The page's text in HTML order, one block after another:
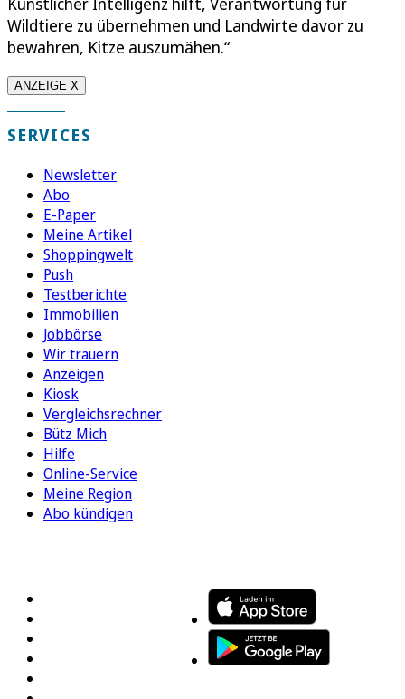
Wildtiere zu übernehmen und Landwirte davor zu
bewahren, Kitze auszumähen.“
ANZEIGE X
SERVICES
Newsletter
Abo
E-Paper
Meine Artikel
Shoppingwelt
Push
Testberichte
Immobilien
Jobbörse
Wir trauern
Anzeigen
Kiosk
Vergleichsrechner
Bütz Mich
Hilfe
Online-Service
Meine Region
Abo kündigen